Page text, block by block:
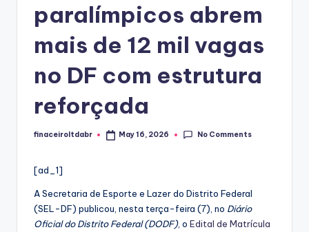
paralímpicos abrem
mais de 12 mil vagas
no DF com estrutura
reforçada
Posted
finaceiroltdabr May 16, 2026 No Comments
[ad_1]
A Secretaria de Esporte e Lazer do Distrito Federal
(SEL-DF) publicou, nesta terça-feira (7), no Diário
Oficial do Distrito Federal (DODF), o Edital de Matrícula